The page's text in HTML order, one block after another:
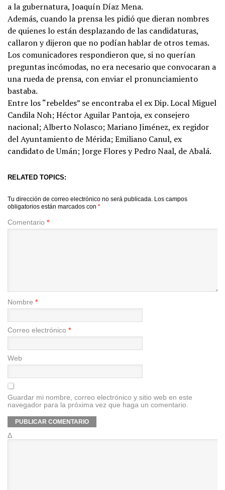
a la gubernatura, Joaquín Díaz Mena.
Además, cuando la prensa les pidió que dieran nombres
de quienes lo están desplazando de las candidaturas,
callaron y dijeron que no podían hablar de otros temas.
Los comunicadores respondieron que, si no querían
preguntas incómodas, no era necesario que convocaran a
una rueda de prensa, con enviar el pronunciamiento
bastaba.
Entre los “rebeldes” se encontraba el ex Dip. Local Miguel
Candila Noh; Héctor Aguilar Pantoja, ex consejero
nacional; Alberto Nolasco; Mariano Jiménez, ex regidor
del Ayuntamiento de Mérida; Emiliano Canul, ex
candidato de Umán; Jorge Flores y Pedro Naal, de Abalá.
RELATED TOPICS:
Tu dirección de correo electrónico no será publicada. Los campos
obligatorios están marcados con *
Comentario *
Nombre *
Correo electrónico *
Web
Guardar mi nombre, correo electrónico y sitio web en este
navegador para la próxima vez que haga un comentario.
Δ